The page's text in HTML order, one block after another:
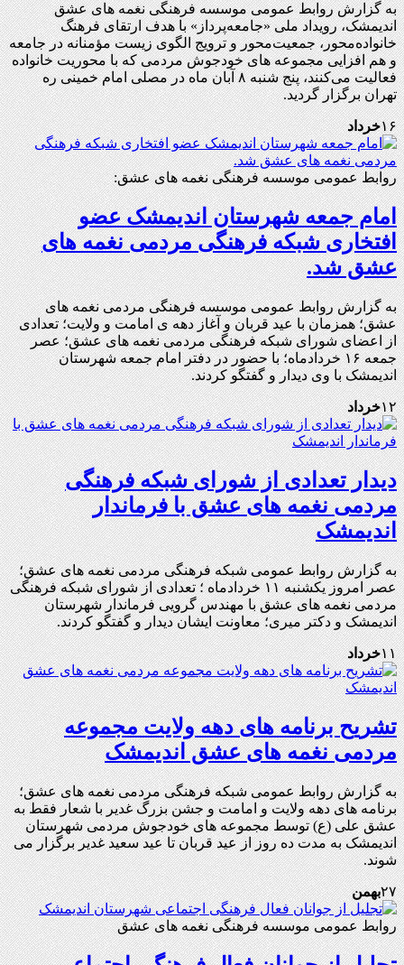
به گزارش روابط عمومی موسسه فرهنگی نغمه های عشق
اندیمشک، رویداد ملی «جامعه‌پرداز» با هدف ارتقای فرهنگ
خانواده‌محور، جمعیت‌محور و ترویج الگوی زیست مؤمنانه در جامعه
و هم افزایی مجموعه های خودجوش مردمی که با محوریت خانواده
فعالیت می‌کنند، پنج شنبه ۸ آبان ماه در مصلی امام خمینی ره
تهران برگزار گردید.
۱۶خرداد
روابط عمومی موسسه فرهنگی نغمه های عشق:
امام جمعه شهرستان اندیمشک عضو
افتخاری شبکه فرهنگی مردمی نغمه های
عشق شد.
به گزارش روابط عمومی موسسه فرهنگی مردمی نغمه های
عشق؛ همزمان با عید قربان و آغاز دهه ی امامت و ولایت؛ تعدادی
از اعضای شورای شبکه فرهنگی مردمی نغمه های عشق؛ عصر
جمعه ۱۶ خردادماه؛ با حضور در دفتر امام جمعه شهرستان
اندیمشک با وی دیدار و گفتگو کردند.
۱۲خرداد
دیدار تعدادی از شورای شبکه فرهنگی
مردمی نغمه های عشق با فرماندار
اندیمشک
به گزارش روابط عمومی شبکه فرهنگی مردمی نغمه های عشق؛
عصر امروز یکشنبه ۱۱ خردادماه ؛ تعدادی از شورای شبکه فرهنگی
مردمی نغمه های عشق با مهندس گرویی فرماندار شهرستان
اندیمشک و دکتر میری؛ معاونت ایشان دیدار و گفتگو کردند.
۱۱خرداد
تشریح برنامه های دهه ولایت مجموعه
مردمی نغمه های عشق اندیمشک
به گزارش روابط عمومی شبکه فرهنگی مردمی نغمه های عشق؛
برنامه های دهه ولایت و امامت و جشن بزرگ غدیر با شعار فقط به
عشق علی (ع) توسط مجموعه های خودجوش مردمی شهرستان
اندیمشک به مدت ده روز از عید قربان تا عید سعید غدیر برگزار می
شوند.
۲۷بهمن
روابط عمومی موسسه فرهنگی نغمه های عشق